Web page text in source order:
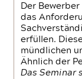
Der
das
erfüllen.
mündlichen
Ähnlich der
Das Seminar